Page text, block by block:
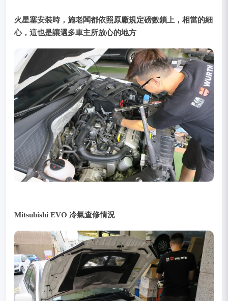
火星塞安裝時，施老闆都依照原廠規定磅數鎖上，相當的細
心，這也是讓選多車主所放心的地方
Mitsubishi EVO 冷氣查修情況